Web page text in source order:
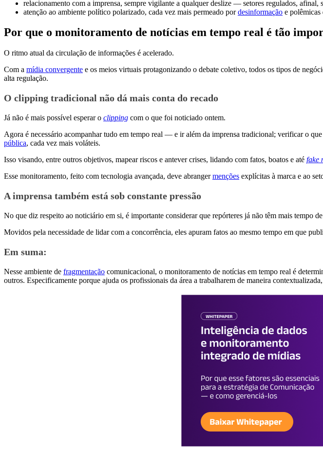
relacionamento com a imprensa, sempre vigilante a qualquer deslize — setores regulados, afinal,
atenção ao ambiente político polarizado, cada vez mais permeado pordesinformação e polêmicas
Por que o monitoramento de notícias em tempo real é tão
O ritmo atual da circulação de informações é acelerado.
Com a mídia convergente e os meios virtuais protagonizando o debate coletivo, todos os tipos de
alta regulação.
O clipping tradicional não dá mais conta do recado
Já não é mais possível esperar o clipping com o que foi noticiado ontem.
Agora é necessário acompanhar tudo em tempo real — e ir além da imprensa tradicional; verificar o
pública, cada vez mais voláteis.
Isso visando, entre outros objetivos, mapear riscos e antever crises, lidando com fatos, boatos e até fake
Esse monitoramento, feito com tecnologia avançada, deve abrangermenções explícitas à marca e ao
A imprensa também está sob constante pressão
No que diz respeito ao noticiário em si, é importante considerar que repórteres já não têm mais tempo
Movidos pela necessidade de lidar com a concorrência, eles apuram fatos ao mesmo tempo em que
Em suma:
Nesse ambiente de fragmentação comunicacional, o monitoramento de notícias em tempo real é
outros. Especificamente porque ajuda os profissionais da área a trabalharem de maneira